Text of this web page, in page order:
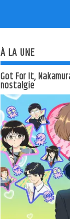
À LA UNE
Got For It,
nostalgie